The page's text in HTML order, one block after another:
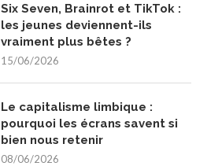
Six Seven, Brainrot et TikTok :
les jeunes deviennent-ils
vraiment plus bêtes ?
15/06/2026
Le capitalisme limbique :
pourquoi les écrans savent si
bien nous retenir
08/06/2026